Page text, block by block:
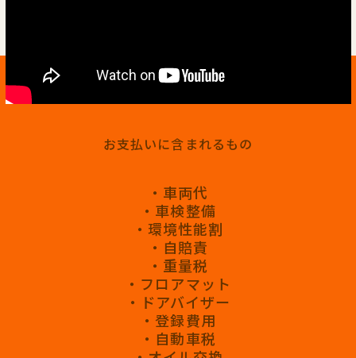
お支払いに含まれるもの
・車両代
・車検整備
・環境性能割
・自賠責
・重量税
・フロアマット
・ドアバイザー
・登録費用
・自動車税